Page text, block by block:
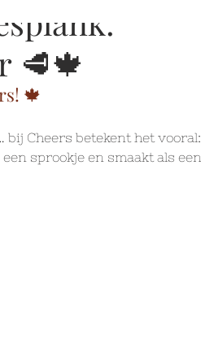
🥩🍁
🍁
Cheers betekent het vooral:
sprookje en smaakt als een